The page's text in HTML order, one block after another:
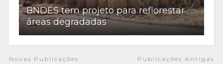
BNDES tem projeto para reflorestar
áreas degradadas
Novas Publicações Publicações Antigas